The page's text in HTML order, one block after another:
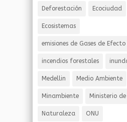
Deforestación Ecociudad
Ecosistemas
emisiones de Gases de
incendios forestales
Medellin Medio Ambiente
Minambiente Ministerio
Naturaleza ONU